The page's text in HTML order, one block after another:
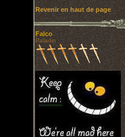
Revenir en haut de page
Falco
Paladin